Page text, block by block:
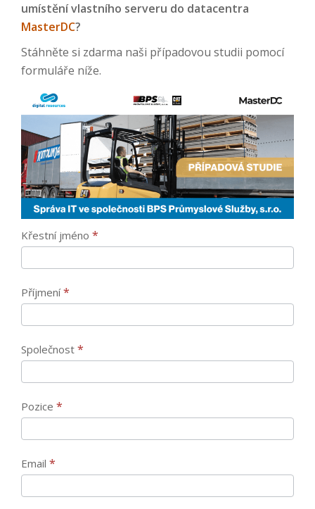
umístění vlastního serveru do datacentra
MasterDC?
Stáhněte si zdarma naši případovou studii pomocí
formuláře níže.
Stažení
případové
studie
Správa
IT
ve
společnosti
BPS
Průmyslové
Služby,
s.r.o.
Křestní jméno *
Příjmení*
Společnost *
Pozice *
Email *